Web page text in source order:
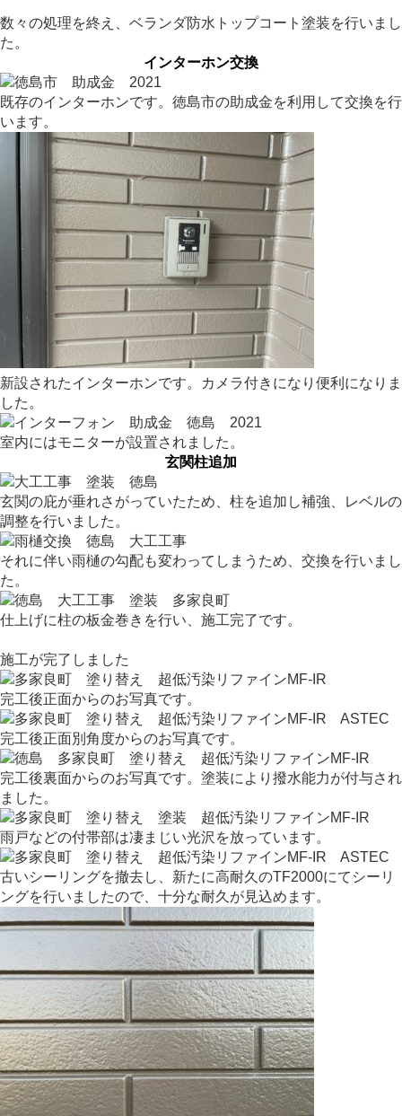
数々の処理を終え、ベランダ防水トップコート塗装を行いまし
た。
インターホン交換
既存のインターホンです。徳島市の助成金を利用して交換を行
います。
新設されたインターホンです。カメラ付きになり便利になりま
した。
室内にはモニターが設置されました。
玄関柱追加
玄関の庇が垂れさがっていたため、柱を追加し補強、レベルの
調整を行いました。
それに伴い雨樋の勾配も変わってしまうため、交換を行いまし
た。
仕上げに柱の板金巻きを行い、施工完了です。
施工が完了しました
完工後正面からのお写真です。
完工後正面別角度からのお写真です。
完工後裏面からのお写真です。塗装により撥水能力が付与され
ました。
雨戸などの付帯部は凄まじい光沢を放っています。
古いシーリングを撤去し、新たに高耐久のTF2000にてシーリ
ングを行いましたので、十分な耐久が見込めます。